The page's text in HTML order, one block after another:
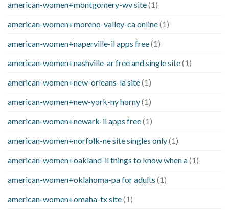
american-women+montgomery-wv site(1)
american-women+moreno-valley-ca online(1)
american-women+naperville-il apps free(1)
american-women+nashville-ar free and single site(1)
american-women+new-orleans-la site(1)
american-women+new-york-ny horny(1)
american-women+newark-il apps free(1)
american-women+norfolk-ne site singles only(1)
american-women+oakland-il things to know when a(1)
american-women+oklahoma-pa for adults (1)
american-women+omaha-tx site(1)